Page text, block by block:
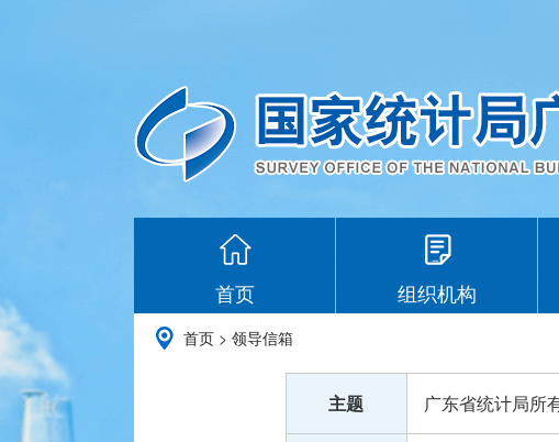
首页 组织机构
首页 > 领导信箱
主题 广东省统计局所